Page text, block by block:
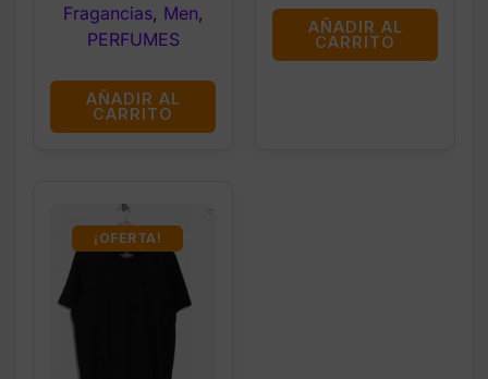
Fragancias, Men,
PERFUMES
AÑADIR AL
CARRITO
AÑADIR AL
CARRITO
¡OFERTA!